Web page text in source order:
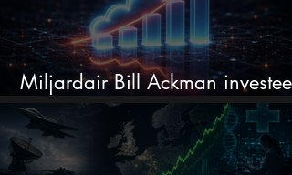
Miljardair Bill Ackman investeert
miljarden in dit techaandeel